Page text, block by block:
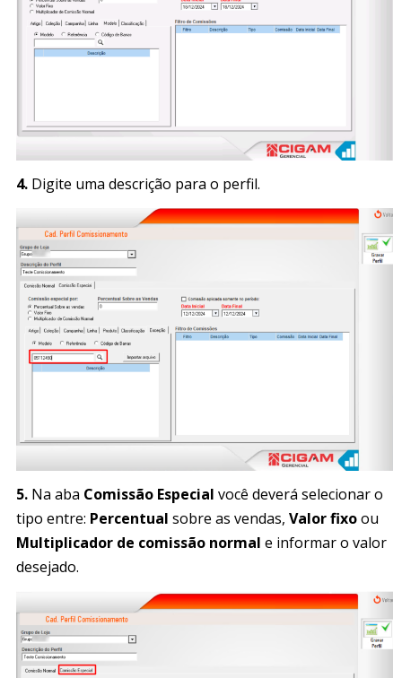
4. Digite uma descrição para o perfil.
5. Na aba Comissão Especial você deverá selecionar o
tipo entre: Percentual sobre as vendas, Valor fixoou
Multiplicador de comissão normal e informar o valor
desejado.